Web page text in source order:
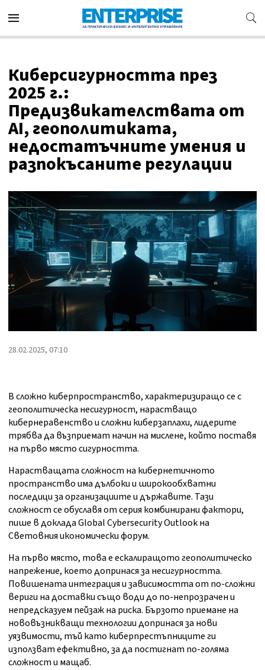
Киберсигурността през
2025 г.:
Предизвикателствата от
AI, геополитиката,
недостатъчните умения и
разпокъсаните регулации
28.02.2025, 07:10
В сложно киберпространство, характеризиращо се с
геополитическа несигурност, нарастващо
кибернеравенство и сложни киберзаплахи, лидерите
трябва да възприемат начин на мислене, който поставя
на първо място сигурността.
Нарастващата сложност на кибернетичното
пространство има дълбоки и широкообхватни
последици за организациите и държавите. Тази
сложност се обуславя от серия комбинирани фактори,
пише в доклада Global Cybersecurity Outlook на
Световния икономически форум.
На първо място, това е ескалиращото геополитическо
напрежение, което допринася за несигурността.
Повишената интеграция и зависимостта от по-сложни
вериги на доставки също води до по-непрозрачен и
непредсказуем пейзаж на риска. Бързото приемане на
нововъзникващи технологии допринася за нови
уязвимости, тъй като киберпрестъпниците ги
използват ефективно, за да постигнат по-голяма
сложност и мащаб.